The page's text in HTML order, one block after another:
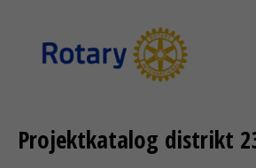
innehåll
Projektkatalog distrikt